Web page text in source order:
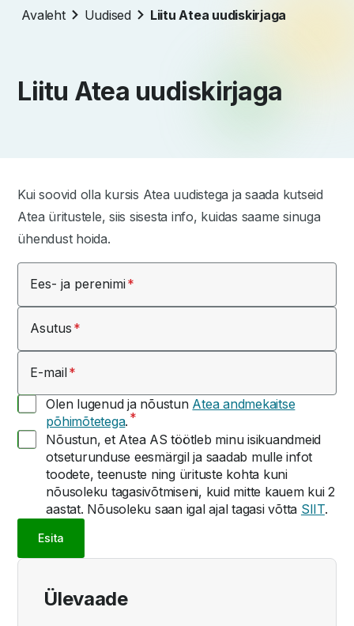
Avaleht Uudised Liitu Atea uudiskirjaga
Liitu Atea uudiskirjaga
Kui soovid olla kursis Atea uudistega ja saada kutseid
Atea üritustele, siis sisesta info, kuidas saame sinuga
ühendust hoida.
Ees- ja perenimi
Asutus
E-mail
Olen lugenud ja nõustun Atea andmekaitse
põhimõtetega.
Nõustun, et Atea AS töötleb minu isikuandmeid
otseturunduse eesmärgil ja saadab mulle infot
toodete, teenuste ning ürituste kohta kuni
nõusoleku tagasivõtmiseni, kuid mitte kauem kui 2
aastat. Nõusoleku saan igal ajal tagasi võtta SIIT.
Esita
Ülevaade